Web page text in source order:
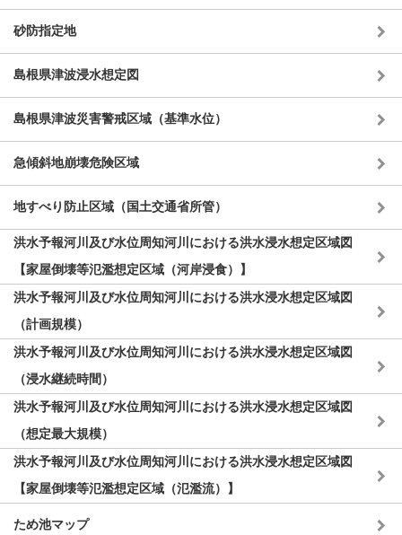
砂防指定地
島根県津波浸水想定図
島根県津波災害警戒区域（基準水位）
急傾斜地崩壊危険区域
地すべり防止区域（国土交通省所管）
洪水予報河川及び水位周知河川における洪水浸水想定区域図
【家屋倒壊等氾濫想定区域（河岸浸食）】
洪水予報河川及び水位周知河川における洪水浸水想定区域図
（計画規模）
洪水予報河川及び水位周知河川における洪水浸水想定区域図
（浸水継続時間）
洪水予報河川及び水位周知河川における洪水浸水想定区域図
（想定最大規模）
洪水予報河川及び水位周知河川における洪水浸水想定区域図
【家屋倒壊等氾濫想定区域（氾濫流）】
ため池マップ